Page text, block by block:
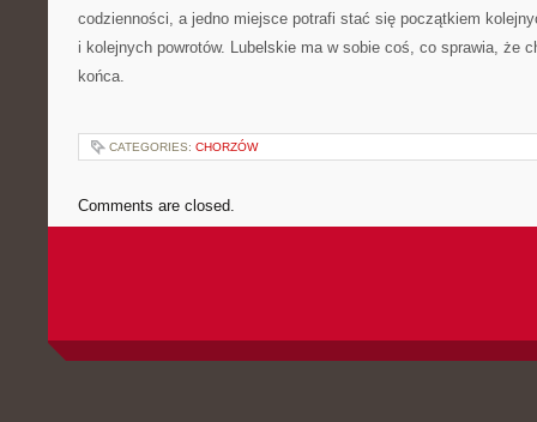
codzienności, a jedno miejsce potrafi stać się początkiem
i kolejnych powrotów. Lubelskie ma w sobie coś, co sprawia, że
końca.
CATEGORIES: CHORZÓW
Comments are closed.